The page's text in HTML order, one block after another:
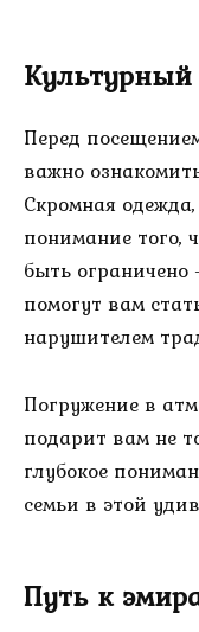
Культурный
Перед
важно
Скромная
понимание того,
быть
помогут вам
нарушителем
Погружение в
подарит вам не
глубокое
семьи в этой
Путь к